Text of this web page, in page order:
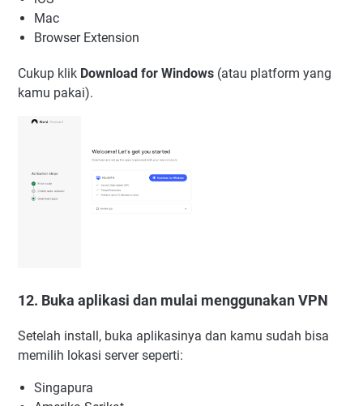
Mac
Browser Extension
Cukup klik Download for Windows (atau platform yang
kamu pakai).
12. Buka aplikasi dan mulai menggunakan VPN
Setelah install, buka aplikasinya dan kamu sudah bisa
memilih lokasi server seperti:
Singapura